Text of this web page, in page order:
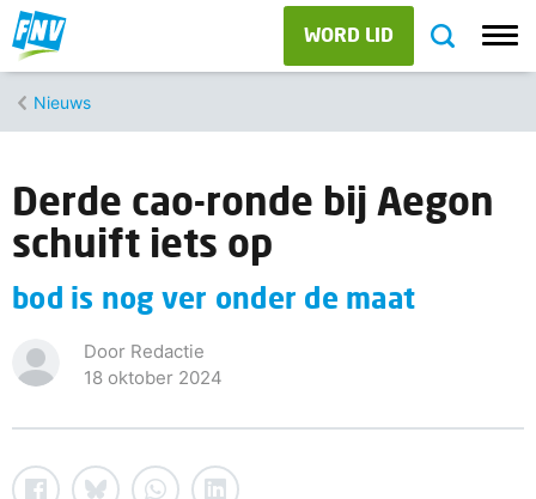
WORD LID
Nieuws
Derde cao-ronde bij Aegon
schuift iets op
bod is nog ver onder de maat
Door Redactie
18 oktober 2024